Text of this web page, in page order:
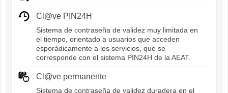
Cl@ve PIN24H
Sistema de contraseña de validez muy limitada en
el tiempo, orientado a usuarios que acceden
esporádicamente a los servicios, que se
corresponde con el sistema PIN24H de la AEAT.
Cl@ve permanente
Sistema de contraseña de validez duradera en el